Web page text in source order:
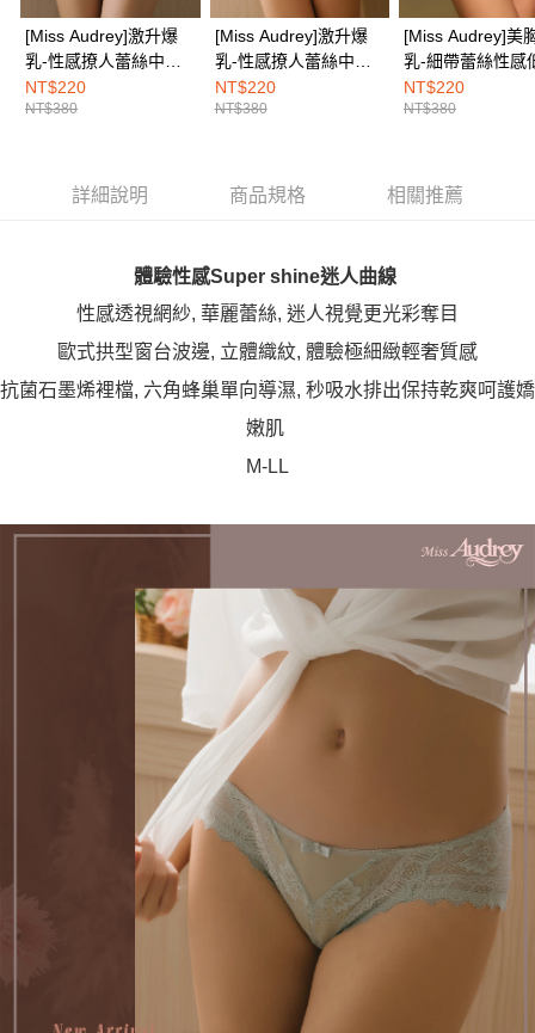
４．使用「AFTEE先享後付」時，將依據個別帳號之用戶狀況，依本公司即
時審查核予不同之上限額度；若仍有額度不足之情形，本公司將視審查結果
請求用戶進行身份認證。
５．嚴禁一人註冊多個帳號或使用他人資訊註冊。若發現惡意使用之情形，
恩沛科技股份有限公司將有權停止該用戶之使用額度並採取法律行動。
[Miss Audrey]激升爆
乳-性感撩人蕾絲中腰
三角內褲-入夜藍
NT$220
NT$380
[Miss Audrey]激升爆
乳-性感撩人蕾絲中腰
三角內褲-雲彩粉
NT$220
NT$380
[Miss Audrey]美
乳-細帶蕾絲性感
三角內褲-性感綠
NT$220
NT$380
詳細說明 商品規格 相關推薦
體驗性感Super shine迷人曲線
性感透視網紗, 華麗蕾絲, 迷人視覺更光彩奪目
歐式拱型窗台波邊, 立體織紋, 體驗極細緻輕奢質感
抗菌石墨烯裡檔, 六角蜂巢單向導濕, 秒吸水排出保持乾爽呵護嬌
嫩肌
M-LL